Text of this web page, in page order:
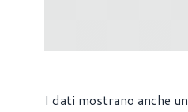
I dati mostrano anche